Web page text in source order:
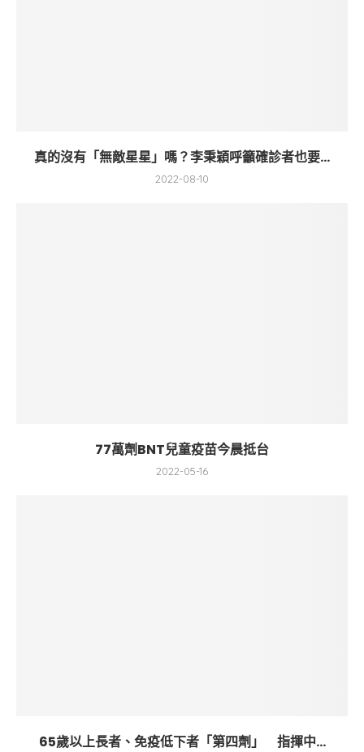
真的沒有「無敵星星」嗎？李秉穎呼籲確診者也要...
2022-08-10
77萬劑BNT兒童疫苗今晨抵台
2022-05-16
65歲以上長者、免疫低下者「第四劑」 指揮中...